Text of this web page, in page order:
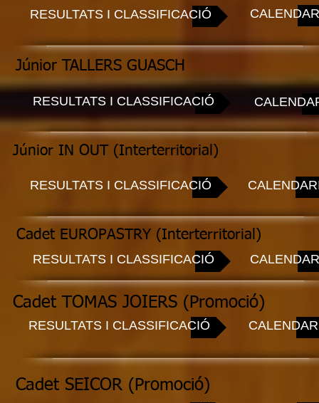
RESULTATS I CLASSIFICACIÓ
Júnior TALLERS GUASCH
RESULTATS I CLASSIFICACIÓ
Júnior IN OUT (Interterritorial)
RESULTATS I CLASSIFICACIÓ
Cadet EUROPASTRY (Interterritorial)
RESULTATS I CLASSIFICACIÓ
Cadet TOMAS JOIERS (Promoció)
RESULTATS I CLASSIFICACIÓ
Cadet SEICOR (Promoció)